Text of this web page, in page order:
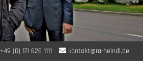
+49 (0) 171 626 1111 kontakt@ra-heindl.de